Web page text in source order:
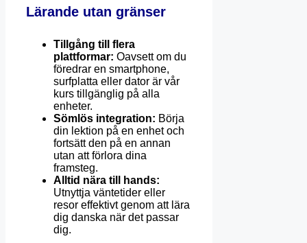
Lärande utan gränser
Tillgång till flera
plattformar: Oavsett om du
föredrar en smartphone,
surfplatta eller dator är vår
kurs tillgänglig på alla
enheter.
Sömlös integration: Börja
din lektion på en enhet och
fortsätt den på en annan
utan att förlora dina
framsteg.
Alltid nära till hands:
Utnyttja väntetider eller
resor effektivt genom att lära
dig danska när det passar
dig.